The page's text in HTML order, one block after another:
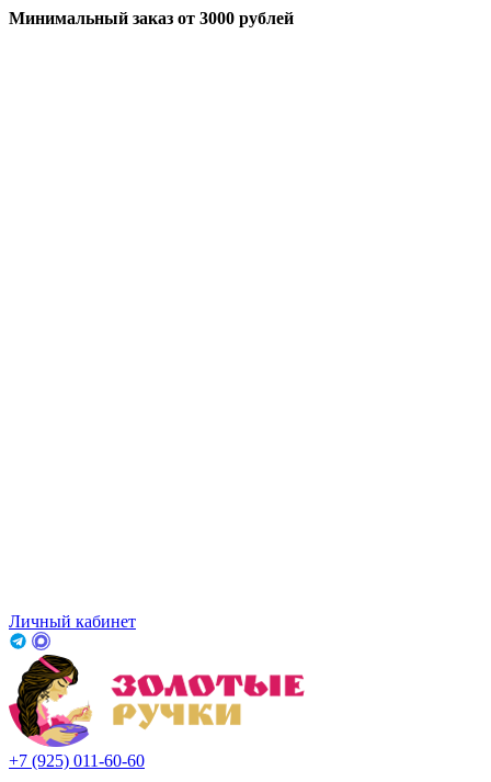
Минимальный заказ от 3000 рублей
Личный кабинет
+7 (925) 011-60-60